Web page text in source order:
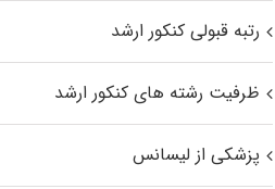
رتبه قبولی کنکور ارشد
ظرفیت رشته های کنکور ارشد
پزشکی از لیسانس